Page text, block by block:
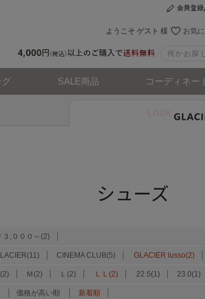
お気
ようこそ ゲスト 様
グ SALE商品 コーディネー
シューズ
３,０００～(2)
CINEMA CLUB(5) GLACIER lusso(2)
Ｍ(2) Ｌ(2) ＬＬ(2) 22.5(1) 23.0(1)
価格が高い順 新着順